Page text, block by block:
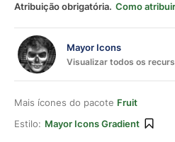
Atribuição obrigatória. Como
Mayor Icons
Visualizar todos os
Mais ícones do pacote Fruit
Estilo: Mayor Icons Gradient